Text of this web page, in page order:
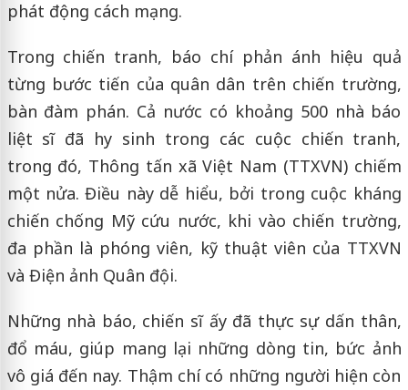
phát động cách mạng.
Trong chiến tranh, báo chí phản ánh hiệu quả
từng bước tiến của quân dân trên chiến trường,
bàn đàm phán. Cả nước có khoảng 500 nhà báo
liệt sĩ đã hy sinh trong các cuộc chiến tranh,
trong đó, Thông tấn xã Việt Nam (TTXVN) chiếm
một nửa. Điều này dễ hiểu, bởi trong cuộc kháng
chiến chống Mỹ cứu nước, khi vào chiến trường,
đa phần là phóng viên, kỹ thuật viên của TTXVN
và Điện ảnh Quân đội.
Những nhà báo, chiến sĩ ấy đã thực sự dấn thân,
đổ máu, giúp mang lại những dòng tin, bức ảnh
vô giá đến nay. Thậm chí có những người hiện còn